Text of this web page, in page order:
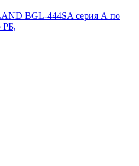
BGL-444SA серия А по
РБ,